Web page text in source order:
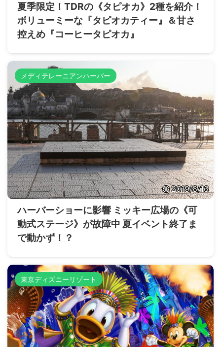
夏季限定！TDRの《タピオカ》2種を紹介！
ボリューミーな『タピオカティー』＆甘さ
控えめ『コーヒータピオカ』
メディテレーニアンハーバー
2019/8/13
ハーバーショーに影響 ミッキー広場の《可
動式ステージ》が故障中 夏イベント終了ま
で動かず！？
東京ディズニーリゾート